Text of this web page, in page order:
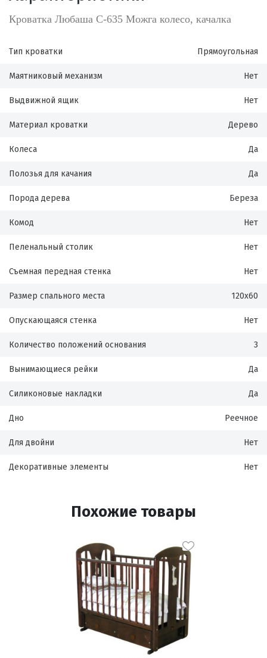
Кроватка Любаша С-635 Можга колесо, качалка
Тип кроватки Прямоугольная
Маятниковый механизм Нет
Выдвижной ящик Нет
Материал кроватки Дерево
Колеса Да
Полозья для качания Да
Порода дерева Береза
Комод Нет
Пеленальный столик Нет
Съемная передная стенка Нет
Размер спального места 120х60
Опускающаяся стенка Нет
Количество положений основания 3
Вынимающиеся рейки Да
Силиконовые накладки Да
Дно Реечное
Для двойни Нет
Декоративные элементы Нет
Похожие товары